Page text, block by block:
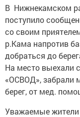
В Нижнекамском
поступило
со своим
р.Кама напротив
добраться до
На место выехали
«ОСВОД», забрали
берег, от мед.
Уважаемые жители